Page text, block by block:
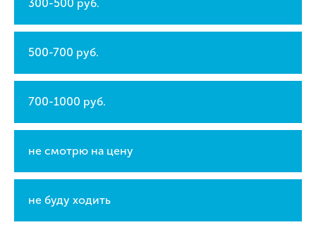
300-500 руб.
500-700 руб.
700-1000 руб.
не смотрю на цену
не буду ходить